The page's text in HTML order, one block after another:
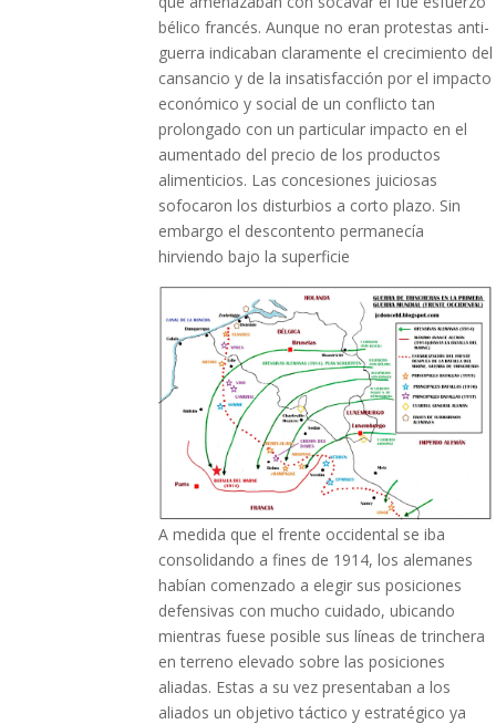
bélico francés. Aunque no eran protestas anti-
guerra indicaban claramente el crecimiento del
cansancio y de la insatisfacción por el impacto
económico y social de un conflicto tan
prolongado con un particular impacto en el
aumentado del precio de los productos
alimenticios. Las concesiones juiciosas
sofocaron los disturbios a corto plazo. Sin
embargo el descontento permanecía
hirviendo bajo la superficie
A medida que el frente occidental se iba
consolidando a fines de 1914, los alemanes
habían comenzado a elegir sus posiciones
defensivas con mucho cuidado, ubicando
mientras fuese posible sus líneas de trinchera
en terreno elevado sobre las posiciones
aliadas. Estas a su vez presentaban a los
aliados un objetivo táctico y estratégico ya